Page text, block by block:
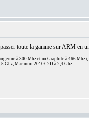
toute la gamme sur ARM en
à 300 Mhz et un Graphite à 466
Ghz, Mac mini 2010 C2D à 2,4 Ghz.